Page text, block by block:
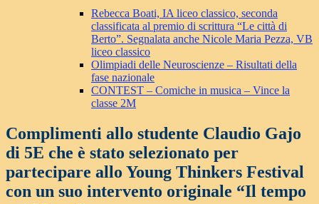
Rebecca Boati, IA liceo classico, seconda
classificata al premio di scrittura “Le città di
Berto”. Segnalata anche Nicole Maria Pezza, VB
liceo classico
Olimpiadi delle Neuroscienze – Risultati della
fase nazionale
CONTEST – Comiche in musica – Vince la
classe 2M
Complimenti allo studente Claudio Gajo
di 5E che è stato selezionato per
partecipare allo Young Thinkers Festival
con un suo intervento originale “Il tempo